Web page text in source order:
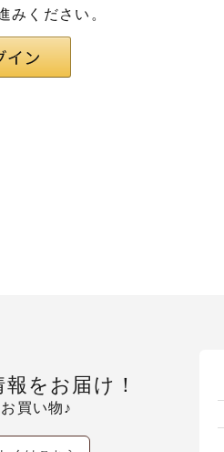
みください。
をお届け！
買い物♪